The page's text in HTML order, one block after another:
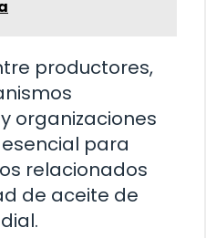
productores,
organizaciones
para
relacionados
de aceite de